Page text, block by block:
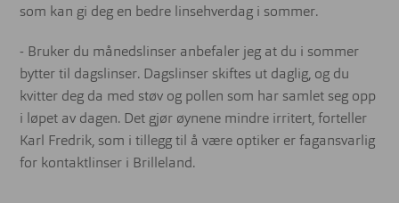
som kan gi deg en bedre linsehverdag i sommer.
- Bruker du månedslinser anbefaler jeg at du i sommer
bytter til dagslinser. Dagslinser skiftes ut daglig, og du
kvitter deg da med støv og pollen som har samlet seg opp
i løpet av dagen. Det gjør øynene mindre irritert, forteller
Karl Fredrik, som i tillegg til å være optiker er fagansvarlig
for kontaktlinser i Brilleland.